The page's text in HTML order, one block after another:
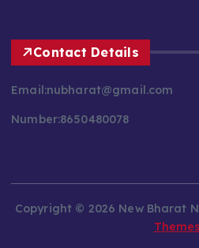
Contact Details
Email:nubharat@gmail.com
Number:8650480078
Copyright © 2026 New Bharat
Themes